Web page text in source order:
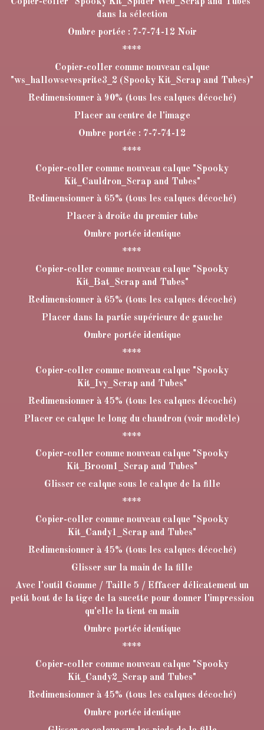
dans la sélection
Ombre portée : 7-7-74-12 Noir
****
Copier-coller comme nouveau calque
"ws_hallowsevesprite3_2 (Spooky Kit_Scrap and Tubes)"
Redimensionner à 90% (tous les calques décoché)
Placer au centre de l'image
Ombre portée : 7-7-74-12
****
Copier-coller comme nouveau calque "Spooky
Kit_Cauldron_Scrap and Tubes"
Redimensionner à 65% (tous les calques décoché)
Placer à droite du premier tube
Ombre portée identique
****
Copier-coller comme nouveau calque "Spooky
Kit_Bat_Scrap and Tubes"
Redimensionner à 65% (tous les calques décoché)
Placer dans la partie supérieure de gauche
Ombre portée identique
****
Copier-coller comme nouveau calque "Spooky
Kit_Ivy_Scrap and Tubes"
Redimensionner à 45% (tous les calques décoché)
Placer ce calque le long du chaudron (voir modèle)
****
Copier-coller comme nouveau calque "Spooky
Kit_Broom1_Scrap and Tubes"
Glisser ce calque sous le calque de la fille
****
Copier-coller comme nouveau calque "Spooky
Kit_Candy1_Scrap and Tubes"
Redimensionner à 45% (tous les calques décoché)
Glisser sur la main de la fille
Avec l'outil Gomme / Taille 5 / Effacer délicatement un
petit bout de la tige de la sucette pour donner l'impression
qu'elle la tient en main
Ombre portée identique
****
Copier-coller comme nouveau calque "Spooky
Kit_Candy2_Scrap and Tubes"
Redimensionner à 45% (tous les calques décoché)
Ombre portée identique